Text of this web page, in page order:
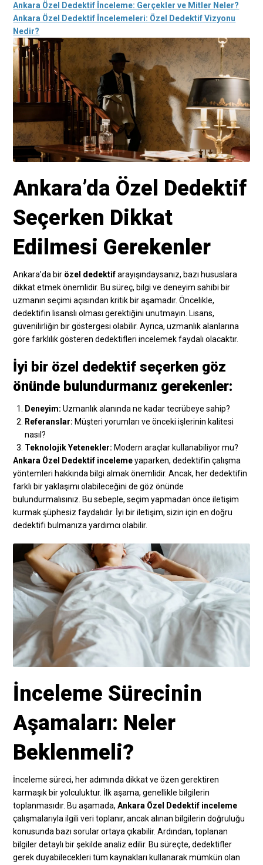
Ankara Özel Dedektif İnceleme: Gerçekler ve Mitler Neler?
Ankara Özel Dedektif İncelemeleri: Özel Dedektif Vizyonu
Nedir?
Ankara’da Özel Dedektif
Seçerken Dikkat
Edilmesi Gerekenler
Ankara’da bir özel dedektifarayışındaysanız, bazı hususlara
dikkat etmek önemlidir. Bu süreç, bilgi ve deneyim sahibi bir
uzmanın seçimi açısından kritik bir aşamadır. Öncelikle,
dedektifin lisanslı olması gerektiğini unutmayın. Lisans,
güvenilirliğin bir göstergesi olabilir. Ayrıca, uzmanlık alanlarına
göre farklılık gösteren dedektifleri incelemek faydalı olacaktır.
İyi bir özel dedektif seçerken göz
önünde bulundurmanız gerekenler:
Deneyim: Uzmanlık alanında ne kadar tecrübeye sahip?
Referanslar: Müşteri yorumları ve önceki işlerinin kalitesi
nasıl?
Teknolojik Yetenekler: Modern araçlar kullanabiliyor mu?
Ankara Özel Dedektif incelemeyaparken, dedektifin çalışma
yöntemleri hakkında bilgi almak önemlidir. Ancak, her dedektifin
farklı bir yaklaşımı olabileceğini de göz önünde
bulundurmalısınız. Bu sebeple, seçim yapmadan önce iletişim
kurmak şüphesiz faydalıdır. İyi bir iletişim, sizin için en doğru
dedektifi bulmanıza yardımcı olabilir.
İnceleme Sürecinin
Aşamaları: Neler
Beklenmeli?
İnceleme süreci, her adımında dikkat ve özen gerektiren
karmaşık bir yolculuktur. İlk aşama, genellikle bilgilerin
toplanmasıdır. Bu aşamada,Ankara Özel Dedektif inceleme
çalışmalarıyla ilgili veri toplanır, ancak alınan bilgilerin doğruluğu
konusunda bazı sorular ortaya çıkabilir. Ardından, toplanan
bilgiler detaylı bir şekilde analiz edilir. Bu süreçte, dedektifler
gerek duyabilecekleri tüm kaynakları kullanarak mümkün olan